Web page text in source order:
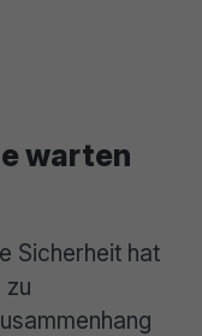
warten
Sicherheit hat
zu